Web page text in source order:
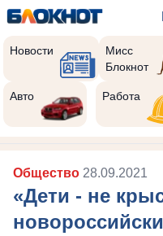
Новости
Мисс
Блокнот
Авто Работа
Общество 28.09.2021
«Дети - не